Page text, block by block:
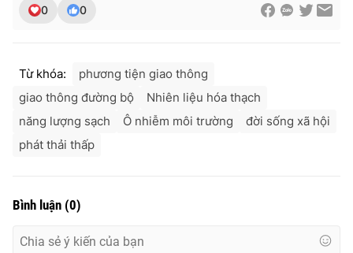
0 0
Từ khóa:
phương tiện giao thông
giao thông đường bộ
Nhiên liệu hóa thạch
năng lượng sạch
Ô nhiễm môi trường
đời sống xã hội
phát thải thấp
Bình luận (0)